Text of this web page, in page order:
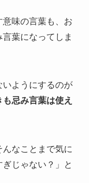
味の言葉も、お
葉になってしま
ようにするのが
忌み言葉は使え
なことまで気に
じゃない？」と